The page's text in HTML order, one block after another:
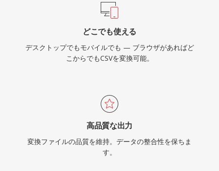
どこでも使える
デスクトップでもモバイルでも — ブラウザがあればど
こからでもCSVを変換可能。
高品質な出力
変換ファイルの品質を維持。データの整合性を保ちま
す。